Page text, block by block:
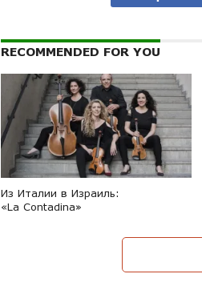
RECOMMENDED FOR YOU
Из Италии в Израиль:
«La Contadina»